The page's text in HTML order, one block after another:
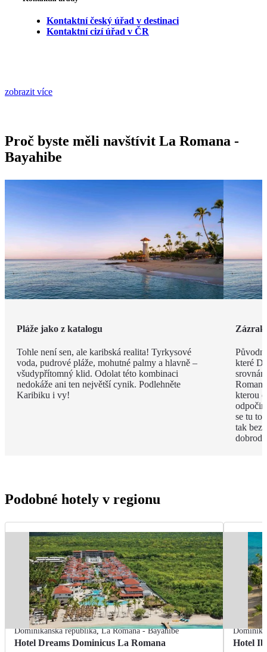
Kontaktní český úřad v destinaci
Kontaktní cizí úřad v ČR
zobrazit více
Proč byste měli navštívit La Romana -
Bayahibe
Pláže jako z katalogu
Tohle není sen, ale karibská realita! Tyrkysové
voda, pudrové pláže, mohutné palmy a hlavně –
všudypřítomný klid. Odolat této kombinaci
nedokáže ani ten největší cynik. Podlehněte
Karibiku i vy!
Zázrak
které
kterou
se tu
tak
Podobné hotely v regionu
Dominikánská republika,La Romana - Bayahibe
Hotel Dreams Dominicus La Romana Hotel